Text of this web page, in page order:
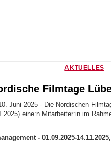
AKTUELLES
Filmtage
Juni 2025 - Die Nordischen
eine:n Mitarbeiter:in im
- 01.09.2025-